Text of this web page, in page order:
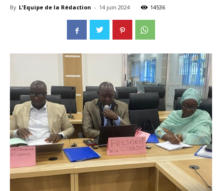
By L'Equipe de la Rédaction - 14 juin 2024 14536